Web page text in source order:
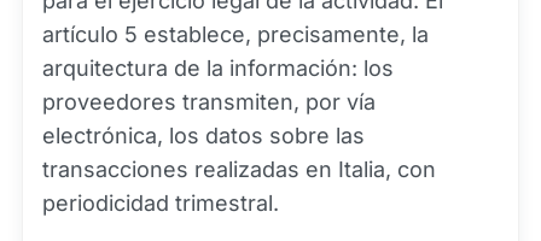
artículo 5 establece, precisamente, la
arquitectura de la información: los
proveedores transmiten, por vía
electrónica, los datos sobre las
transacciones realizadas en Italia, con
periodicidad trimestral.